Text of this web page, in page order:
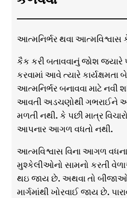
આત્મનિર્ભર થવા આત્મવિશ્વાસ
કૈક કરી બતાવવાનું જોશ જ્યારે
કરવામાં આવે ત્યારે
આત્મનિર્ભર બનાવવા માટે નવી
આવતી અડચણોથી ગભરાઈને
મળતી નથી. કે પછી માત્ર
આપનાર આગળ વધતો નથી.
આત્મવિશ્વાસ વિના આગળ
મુશ્કેલીઓનો સામનો કરતી
થઇ જાય છે. અથવા તો બીજાઓ
માર્ગમાંથી ખોરવાઈ જાય છે.